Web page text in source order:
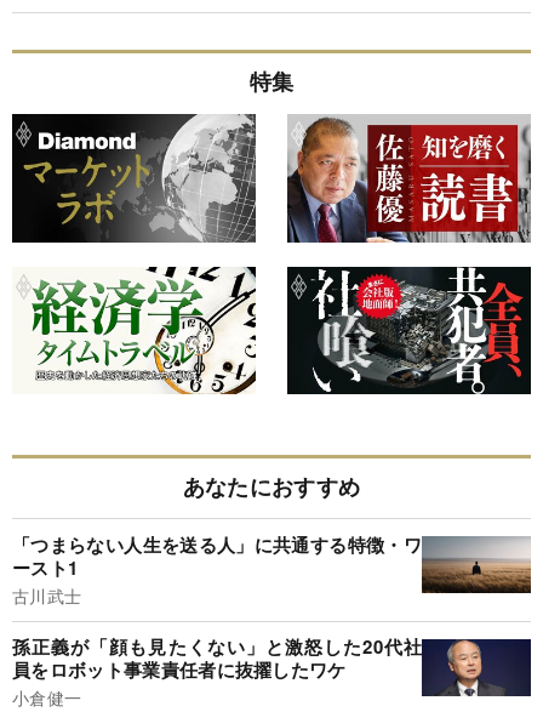
特集
あなたにおすすめ
「つまらない人生を送る人」に共通する特徴・ワ
ースト1
古川武士
孫正義が「顔も見たくない」と激怒した20代社
員をロボット事業責任者に抜擢したワケ
小倉健一